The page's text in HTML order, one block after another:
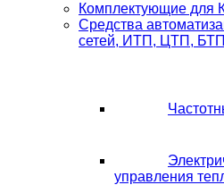
Комплектующие для
Средства
сетей, ИТП, ЦТП, БТП
управления